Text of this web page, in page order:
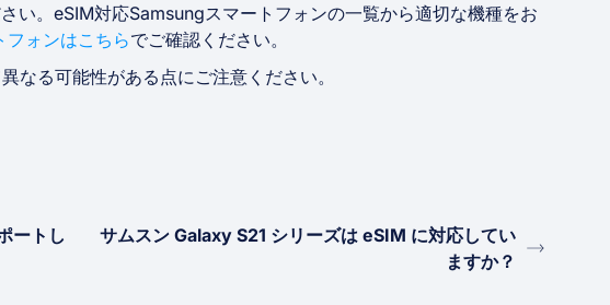
い。eSIM対応Samsungスマートフォンの一覧から適切な機種をお
ォンはこちらでご確認ください。
なる可能性がある点にご注意ください。
ートし
サムスン Galaxy S21 シリーズは eSIM に対応してい
ますか？